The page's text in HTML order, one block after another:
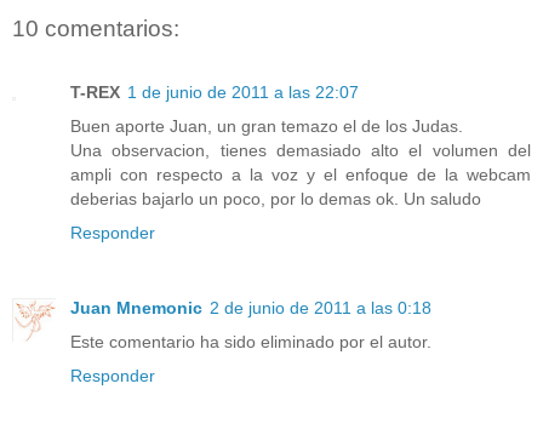
10 comentarios:
T-REX 1 de junio de 2011 a las 22:07
Buen aporte Juan, un gran temazo el de los Judas.
Una observacion, tienes demasiado alto el volumen del
ampli con respecto a la voz y el enfoque de la webcam
deberias bajarlo un poco, por lo demas ok. Un saludo
Responder
Juan Mnemonic 2 de junio de 2011 a las 0:18
Este comentario ha sido eliminado por el autor.
Responder